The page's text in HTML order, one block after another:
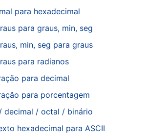
para hexadecimal
para graus, min, seg
min, seg para graus
para radianos
para decimal
para porcentagem
decimal / octal / binário
hexadecimal para ASCII